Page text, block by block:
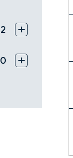
2 +
0 +